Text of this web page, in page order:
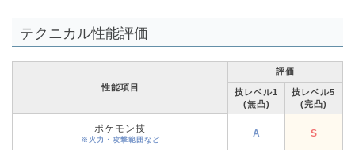
テクニカル性能評価
性能項目
評価
技レベル1
(無凸)
技レベル5
(完凸)
ポケモン技
※火力・攻撃範囲など
A S